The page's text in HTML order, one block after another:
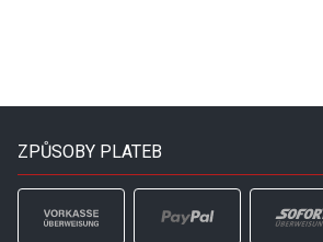
ZPŮSOBY PLATEB